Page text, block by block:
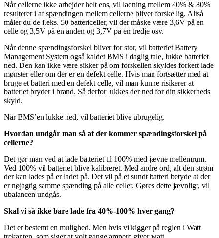
Når cellerne ikke arbejder helt ens, vil ladning mellem 40% & 80%
resulterer i af spændingen mellem cellerne bliver forskellig. Altså
måler du de f.eks. 50 battericeller, vil der måske være 3,6V på en
celle og 3,5V på en anden og 3,7V på en tredje osv.
Når denne spændingsforskel bliver for stor, vil batteriet Battery
Management System også kaldet BMS i daglig tale, lukke batteriet
ned. Den kan ikke være sikker på om forskellen skyldes forkert lade
mønster eller om der er en defekt celle. Hvis man fortsætter med at
bruge et batteri med en defekt celle, vil man kunne risikerer at
batteriet bryder i brand. Så derfor lukkes der ned for din sikkerheds
skyld.
Når BMS’en lukke ned, vil batteriet blive ubrugelig.
Hvordan undgår man så at der kommer spændingsforskel på
cellerne?
Det gør man ved at lade batteriet til 100% med jævne mellemrum.
Ved 100% vil batteriet blive kalibreret. Med andre ord, alt den strøm
der kan lades på er ladet på. Det vil på et sundt batteri betyde at der
er nøjagtig samme spænding på alle celler. Gøres dette jævnligt, vil
ubalancen undgås.
Skal vi så ikke bare lade fra 40%-100% hver gang?
Det er bestemt en mulighed. Men hvis vi kigger på reglen i Watt